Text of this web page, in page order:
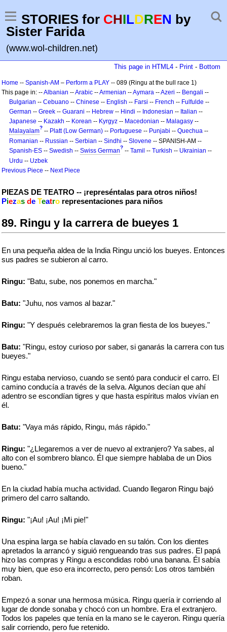
STORIES for CHILDREN by
Sister Farida
(www.wol-children.net)
This page in HTML4 - Print - Bottom
Home -- Spanish-AM – Perform a PLAY -- 089 (Ringu at the bull race 1)
This page in: --Albanian --Arabic --Armenian --Aymara --Azeri -- Bengali --
Bulgarian -- Cebuano -- Chinese -- English -- Farsi -- French -- Fulfulde --
German -- Greek -- Guarani -- Hebrew -- Hindi -- Indonesian -- Italian --
Japanese -- Kazakh -- Korean -- Kyrgyz -- Macedonian -- Malagasy --
Malayalam? -- Platt (Low German) -- Portuguese -- Punjabi -- Quechua --
Romanian -- Russian -- Serbian -- Sindhi -- Slovene -- SPANISH-AM --
Spanish-ES -- Swedish -- Swiss German? -- Tamil -- Turkish -- Ukrainian --
Urdu -- Uzbek
Previous Piece -- Next Piece
PIEZAS DE TEATRO -- ¡represéntalas para otros niños!
Piezas de Teatro representaciones para niños
89. Ringu y la carrera de bueyes 1
En una pequeña aldea de la India Ringu unció los bueyes. Entonces
sus padres se subieron al carro.
Ringu: "Batu, sube, nos ponemos en marcha."
Batu: "Juhu, nos vamos al bazar."
Ringu: "Y después celebraremos la gran fiesta de los bueyes."
Batu: "Ringu, estoy curioso por saber, si ganarás la carrera con tus
bueyes."
Ringu estaba nervioso, cuando se sentó para conducir el carro. El
camino conducía a través de la selva. Algunos decían que ahí
adentro se escondían tigres y que hasta espíritus malos vivían en
él.
Batu: "Vaya más rápido, Ringu, más rápido."
Ringu: "¿Llegaremos a ver de nuevo al extranjero? Ya sabes, al
alto con el sombrero blanco. Él que siempre hablaba de un Dios
bueno."
En la ciudad había mucha actividad. Cuando llegaron Ringu bajó
primero del carro saltando.
Ringu: "¡Au! ¡Au! ¡Mi pie!"
Una espina larga se había clavado en su talón. Con los dientes
apretados la arrancó y siguió rengueando tras sus padres. El papá
hizo las compras y Ringu a escondidas robó una banana. Él sabía
muy bien, que eso era incorrecto, pero pensó: Los otros también
roban.
Empezó a sonar una hermosa música. Ringu quería ir corriendo al
lugar de donde sonaba y chocó con un hombre. Era el extranjero.
Todos los papeles que tenía en la mano se le cayeron. Ringu quería
salir corriendo, pero fue retenido.